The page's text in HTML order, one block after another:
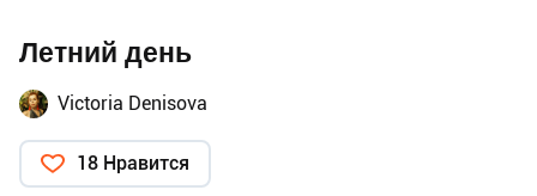
Летний день
Victoria Denisova
18 Нравится